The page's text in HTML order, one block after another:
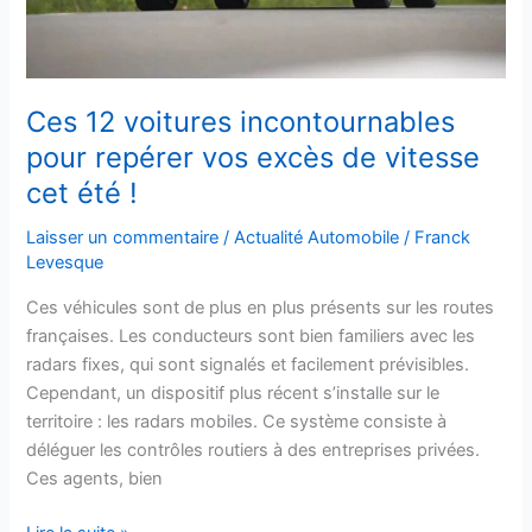
Ces 12 voitures incontournables
pour repérer vos excès de vitesse
cet été !
Laisser un commentaire /Actualité Automobile / Franck
Levesque
Ces véhicules sont de plus en plus présents sur les routes
françaises. Les conducteurs sont bien familiers avec les
radars fixes, qui sont signalés et facilement prévisibles.
Cependant, un dispositif plus récent s’installe sur le
territoire : les radars mobiles. Ce système consiste à
déléguer les contrôles routiers à des entreprises privées.
Ces agents, bien
excès
vitesse
cet
été
!